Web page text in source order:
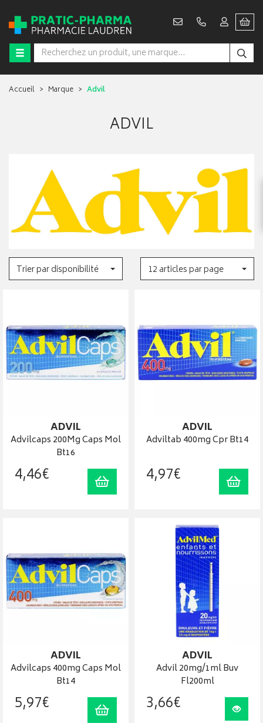
Accueil Marque Advil
ADVIL
Trier par disponibilité 12 articles par page
ADVIL
Advilcaps 200Mg Caps Mol
Bt16
4,46€ Ajouter au panier
ADVIL
Adviltab 400mg Cpr Bt14
4,97€
ADVIL
Advilcaps 400mg Caps Mol
Bt14
5,97€ Ajouter au panier
ADVIL
Advil 20mg/1ml Buv
Fl200ml
3,66€